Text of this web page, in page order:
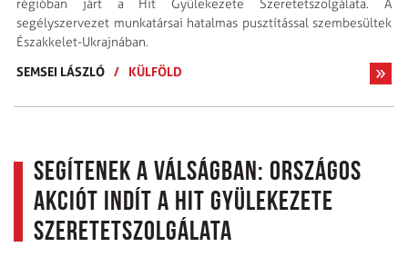
régióban járt a Hit Gyülekezete Szeretetszolgálata. A
segélyszervezet munkatársai hatalmas pusztítással szembesültek
Északkelet-Ukrajnában.
SEMSEI LÁSZLÓ / KÜLFÖLD
Segítenek a válságban: országos
akciót indít a Hit Gyülekezete
Szeretetszolgálata